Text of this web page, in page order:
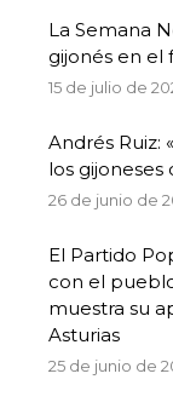
La Semana
gijonés en el
15 de julio de
Andrés Ruiz:
los gijoneses
26 de junio de
El Partido
con el
muestra su
Asturias
25 de junio de